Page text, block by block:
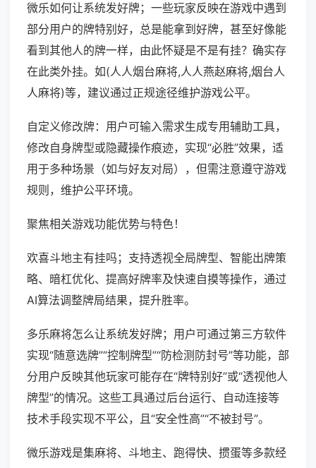
微乐如何让系统发好牌；一些玩家反映在游戏中遇到
部分用户的牌特别好，总是能拿到好牌，甚至好像能
看到其他人的牌一样，由此怀疑是不是有挂？确实存
在此类外挂。如(人人烟台麻将,人人燕赵麻将,烟台人
人麻将)等，建议通过正规途径维护游戏公平。
自定义修改牌：用户可输入需求生成专用辅助工具，
修改自身牌型或隐藏操作痕迹，实现“必胜”效果，适
用于多种场景（如与好友对局），但需注意遵守游戏
规则，维护公平环境。
聚焦相关游戏功能优势与特色！
欢喜斗地主有挂吗；支持透视全局牌型、智能出牌策
略、暗杠优化、提高好牌率及快速自摸等操作，通过
AI算法调整牌局结果，提升胜率。
多乐麻将怎么让系统发好牌；用户可通过第三方软件
实现“随意选牌”“控制牌型”“防检测防封号”等功能，部
分用户反映其他玩家可能存在“牌特别好”或“透视他人
牌型”的情况。这些工具通过后台运行、自动连接等
技术手段实现不平公，且“安全性高”“不被封号”。
微乐游戏是集麻将、斗地主、跑得快、掼蛋等多款经